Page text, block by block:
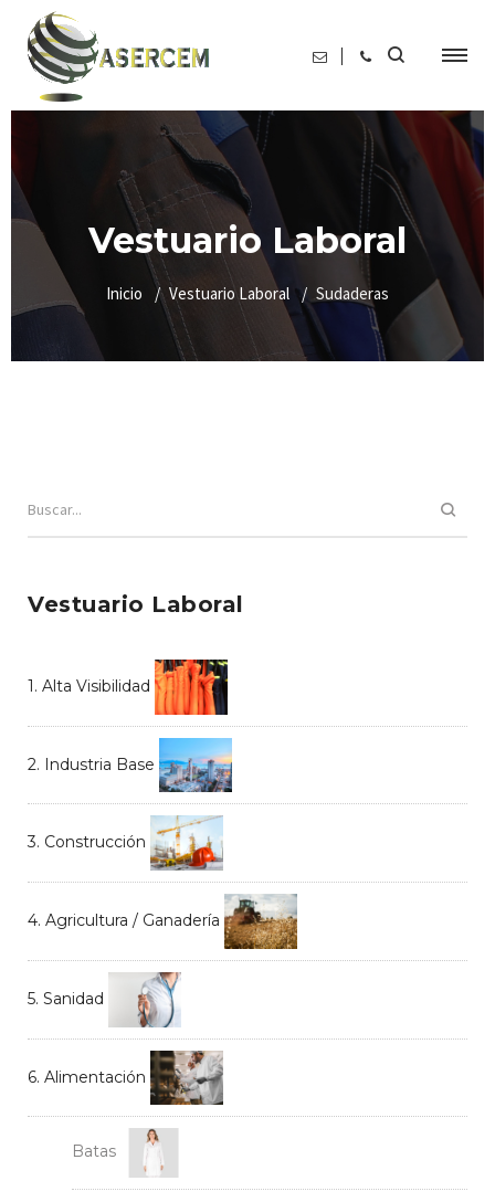
Vestuario Laboral
Inicio Vestuario Laboral Sudaderas
Vestuario Laboral
1. Alta Visibilidad
2. Industria Base
3. Construcción
4. Agricultura / Ganadería
5. Sanidad
6. Alimentación
Batas